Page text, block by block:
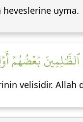
uyma.
بَعۡضُهُمۡ
velisidir.